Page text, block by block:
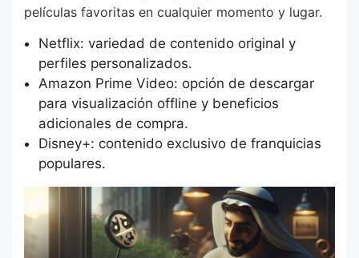
películas favoritas en cualquier momento y lugar.
Netflix: variedad de contenido original y
perfiles personalizados.
Amazon Prime Video: opción de descargar
para visualización offline y beneficios
adicionales de compra.
Disney+: contenido exclusivo de franquicias
populares.